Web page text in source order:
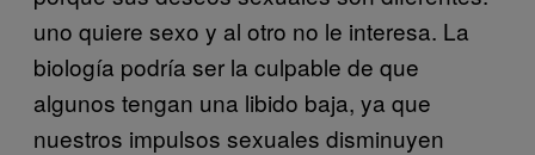
uno quiere sexo y al otro no le interesa. La
biología podría ser la culpable de que
algunos tengan una libido baja, ya que
nuestros impulsos sexuales disminuyen